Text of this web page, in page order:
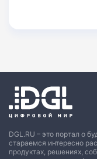
DGL.RU – это портал о
стараемся интересно
продуктах, решениях,